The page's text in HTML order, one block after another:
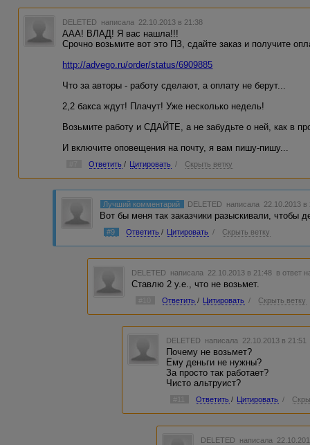
DELETED написала 22.10.2013 в 21:38
ААА! ВЛАД! Я вас нашла!!!
Срочно возьмите вот это ПЗ, сдайте заказ и получите
http://advego.ru/order/status/6909885
Что за авторы - работу сделают, а оплату не берут...
2,2 бакса ждут! Плачут! Уже несколько недель!
Возьмите работу и СДАЙТЕ, а не забудьте о ней, как в
И включите оповещения на почту, я вам пишу-пишу...
Ответить / Цитировать / Скрыть ветку
Лучший комментарий DELETED написала 22.10.2013
Вот бы меня так заказчики разыскивали, чтобы
#9 Ответить / Цитировать / Скрыть ветку
DELETED написала 22.10.2013 в 21:48 в ответ
Ставлю 2 у.е., что не возьмет.
Ответить / Цитировать / Скрыть ветку
DELETED написала 22.10.2013 в
Почему не возьмет?
Ему деньги не нужны?
За просто так работает?
Чисто альтруист?
Ответить / Цитировать /
DELETED написала